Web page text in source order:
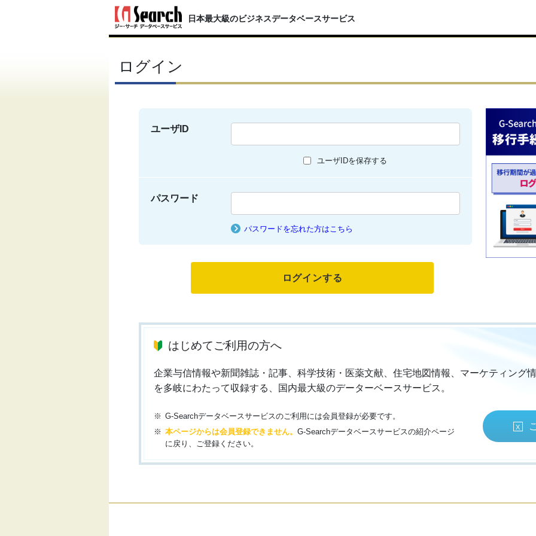
日本最大級のビジネスデータベースサービス
ログイン
ユーザID
ユーザIDを保存する
パスワード
パスワードを忘れた方はこちら
はじめてご利用の方へ
企業与信情報や新聞雑誌・記事、科学技術・医薬文献、住宅地図情報、マーケティング
を多岐にわたって収録する、国内最大級のデーターベースサービス。
G-Searchデータベースサービスのご利用には会員登録が必要です。
本ページからは会員登録できません。G-Searchデータベースサービスの紹介ページ
に戻り、ご登録ください。